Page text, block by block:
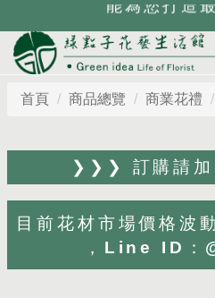
首頁 商品總覽 商業花禮
❯❯❯ 訂購請
目前花材市場價格波
，Line ID：